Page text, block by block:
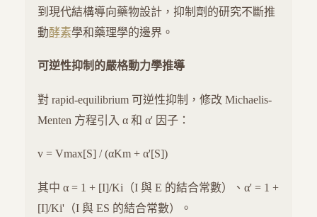
到現代結構導向藥物設計，抑制劑的研究不斷推
動酵素學和藥理學的邊界。
可逆性抑制的嚴格動力學推導
對 rapid-equilibrium 可逆性抑制，修改 Michaelis-
Menten 方程引入 α 和 α' 因子：
v = Vmax[S] / (αKm + α'[S])
其中 α = 1 + [I]/Ki（I 與 E 的結合常數）、α' = 1 +
[I]/Ki'（I 與 ES 的結合常數）。